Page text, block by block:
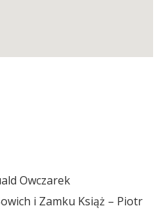
Owczarek
i Zamku Książ – Piotr